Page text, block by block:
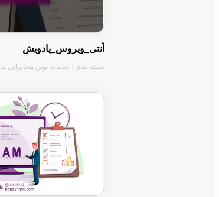
آنتی_ویروس_پادویش
دسته بندی : خدمات نوین مخابراتی ما